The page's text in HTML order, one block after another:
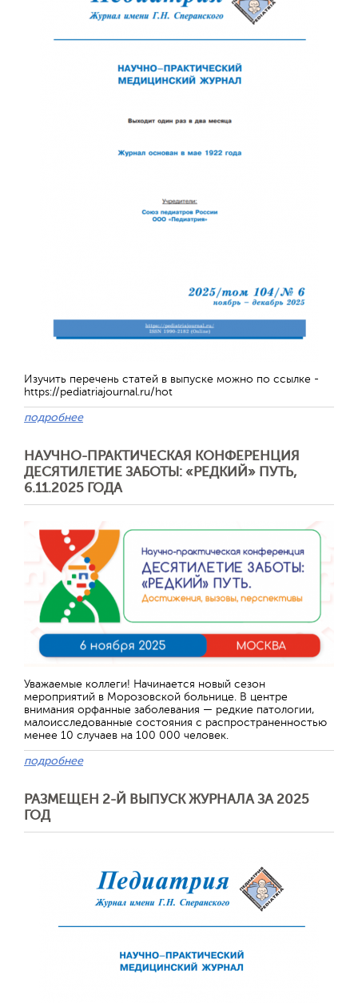
Изучить перечень статей в выпуске можно по ссылке -
https://pediatriajournal.ru/hot
подробнее
НАУЧНО-ПРАКТИЧЕСКАЯ КОНФЕРЕНЦИЯ
ДЕСЯТИЛЕТИЕ ЗАБОТЫ: «РЕДКИЙ» ПУТЬ,
6.11.2025 ГОДА
Уважаемые коллеги! Начинается новый сезон
мероприятий в Морозовской больнице. В центре
внимания орфанные заболевания — редкие патологии,
малоисследованные состояния с распространенностью
менее 10 случаев на 100 000 человек.
подробнее
РАЗМЕЩЕН 2-Й ВЫПУСК ЖУРНАЛА ЗА 2025
ГОД